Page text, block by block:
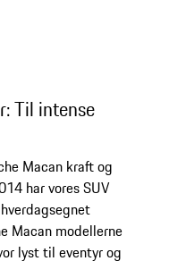
Til intense
Macan kraft og
har vores SUV
Macan modellerne
lyst til eventyr og